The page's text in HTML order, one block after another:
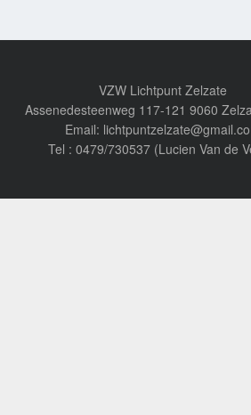
VZW Lichtpunt Zelzate
Assenedesteenweg 117-121 9060
Email:
Tel : 0479/730537 (Lucien Van de